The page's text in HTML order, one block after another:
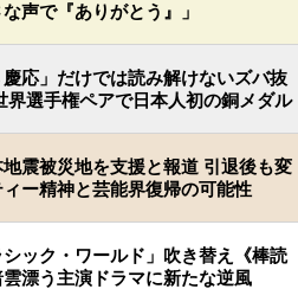
声で『ありがとう』」
応」だけでは読み解けないズバ抜
界選手権ペアで日本人初の銅メダル
震被災地を支援と報道 引退後も変
ー精神と芸能界復帰の可能性
ック・ワールド」吹き替え《棒読
漂う主演ドラマに新たな逆風